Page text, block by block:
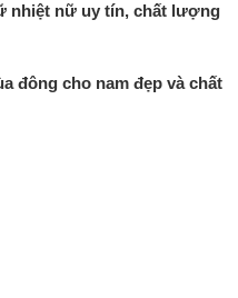
nhiệt nữ uy tín, chất lượng
đông cho nam đẹp và chất